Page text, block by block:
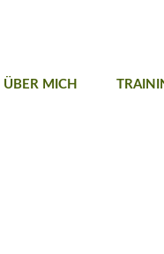
ÜBER MICH